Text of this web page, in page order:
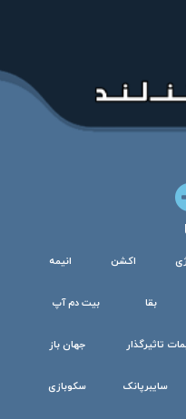
اکشن انیمه
بقا بیت دم آپ
تاثیرگذار جهان باز
سایبرپانک سکوبازی